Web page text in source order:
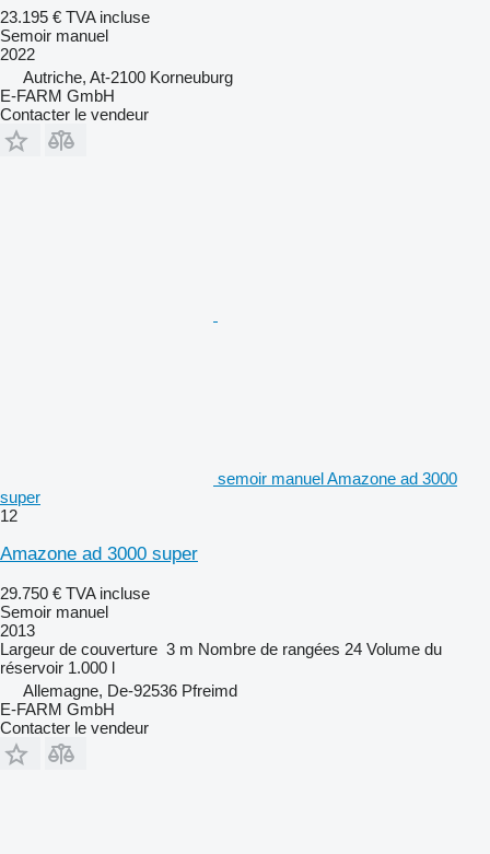
23.195 € TVA incluse
Semoir manuel
2022
Autriche, At-2100 Korneuburg
E-FARM GmbH
Contacter le vendeur
semoir manuel Amazone ad 3000
super
12
Amazone ad 3000 super
29.750 € TVA incluse
Semoir manuel
2013
Largeur de couverture 3 m Nombre de rangées 24 Volume du
réservoir 1.000 l
Allemagne, De-92536 Pfreimd
E-FARM GmbH
Contacter le vendeur